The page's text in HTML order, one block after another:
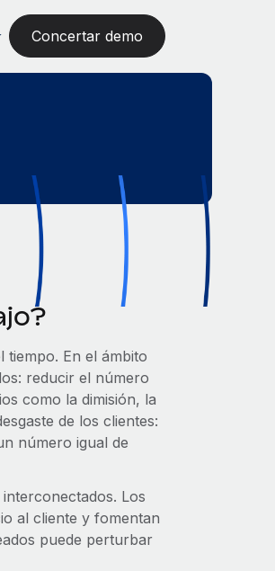
Concertar demo
tiempo. En el ámbito
reducir el número
como la dimisión, la
de los clientes:
número igual de
Los
al cliente y fomentan
puede perturbar